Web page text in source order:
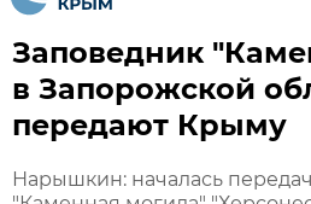
Заповедник
в Запорожской
передают Крыму
Нарышкин: началась